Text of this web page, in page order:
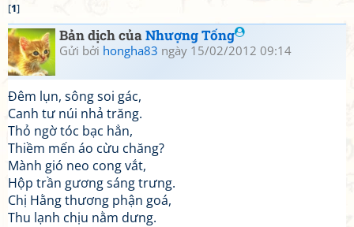
[1]
Bản dịch củaNhượng Tống
Gửi bởi hongha83 ngày 15/02/2012 09:14
Đêm lụn, sông soi gác,
Canh tư núi nhả trăng.
Thỏ ngờ tóc bạc hẳn,
Thiềm mến áo cừu chăng?
Mành gió neo cong vắt,
Hộp trần gương sáng trưng.
Chị Hằng thương phận goá,
Thu lạnh chịu nằm dưng.